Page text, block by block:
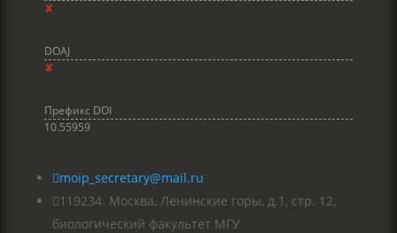
✘
DOAJ
✘
Префикс DOI
10.55959
moip_secretary@mail.ru
119234. Москва, Ленинские горы, д.1, стр. 12,
биологический факультет МГУ